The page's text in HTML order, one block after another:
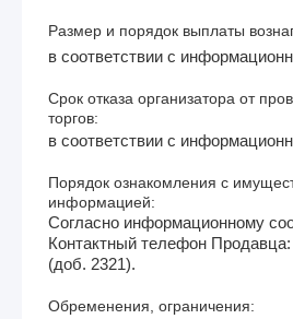
Размер и порядок выплаты
в соответствии с
Срок отказа организатора от
торгов:
в соответствии с
Порядок ознакомления с
информацией:
Согласно информационному
Контактный телефон
(доб. 2321).
Обременения, ограничения: